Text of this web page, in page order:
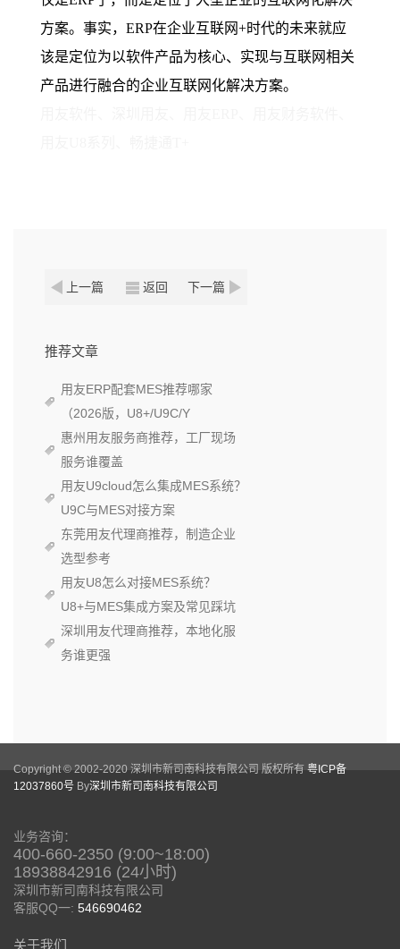
方案。事实，ERP在企业互联网+时代的未来就应
该是定位为以软件产品为核心、实现与互联网相关
产品进行融合的企业互联网化解决方案。
上一篇 返回 下一篇
推荐文章
用友ERP配套MES推荐哪家
（2026版，U8+/U9C/Y
惠州用友服务商推荐，工厂现场
服务谁覆盖
用友U9cloud怎么集成MES系统？
U9C与MES对接方案
东莞用友代理商推荐，制造企业
选型参考
用友U8怎么对接MES系统？
U8+与MES集成方案及常见踩坑
深圳用友代理商推荐，本地化服
务谁更强
Copyright © 2002-2020 深圳市新司南科技有限公司 版权所有 粤ICP备
12037860号 By深圳市新司南科技有限公司
业务咨询：
400-660-2350 (9:00~18:00)
18938842916 (24小时)
深圳市新司南科技有限公司
客服QQ一: 546690462
关于我们